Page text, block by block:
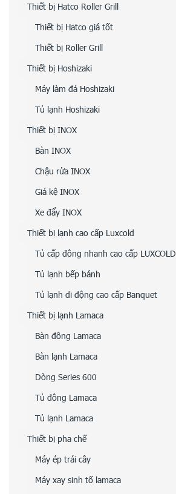
Thiết bị Hatco Roller Grill
Thiết bị Hatco giá tốt
Thiết bị Roller Grill
Thiết bị Hoshizaki
Máy làm đá Hoshizaki
Tủ lạnh Hoshizaki
Thiết bị INOX
Bàn INOX
Chậu rửa INOX
Giá kệ INOX
Xe đẩy INOX
Thiết bị lạnh cao cấp Luxcold
Tủ cấp đông nhanh cao cấp LUXCOLD
Tủ lạnh bếp bánh
Tủ lạnh di động cao cấp Banquet
Thiết bị lạnh Lamaca
Bàn đông Lamaca
Bàn lạnh Lamaca
Dòng Series 600
Tủ đông Lamaca
Tủ lạnh Lamaca
Thiết bị pha chế
Máy ép trái cây
Máy xay sinh tố lamaca